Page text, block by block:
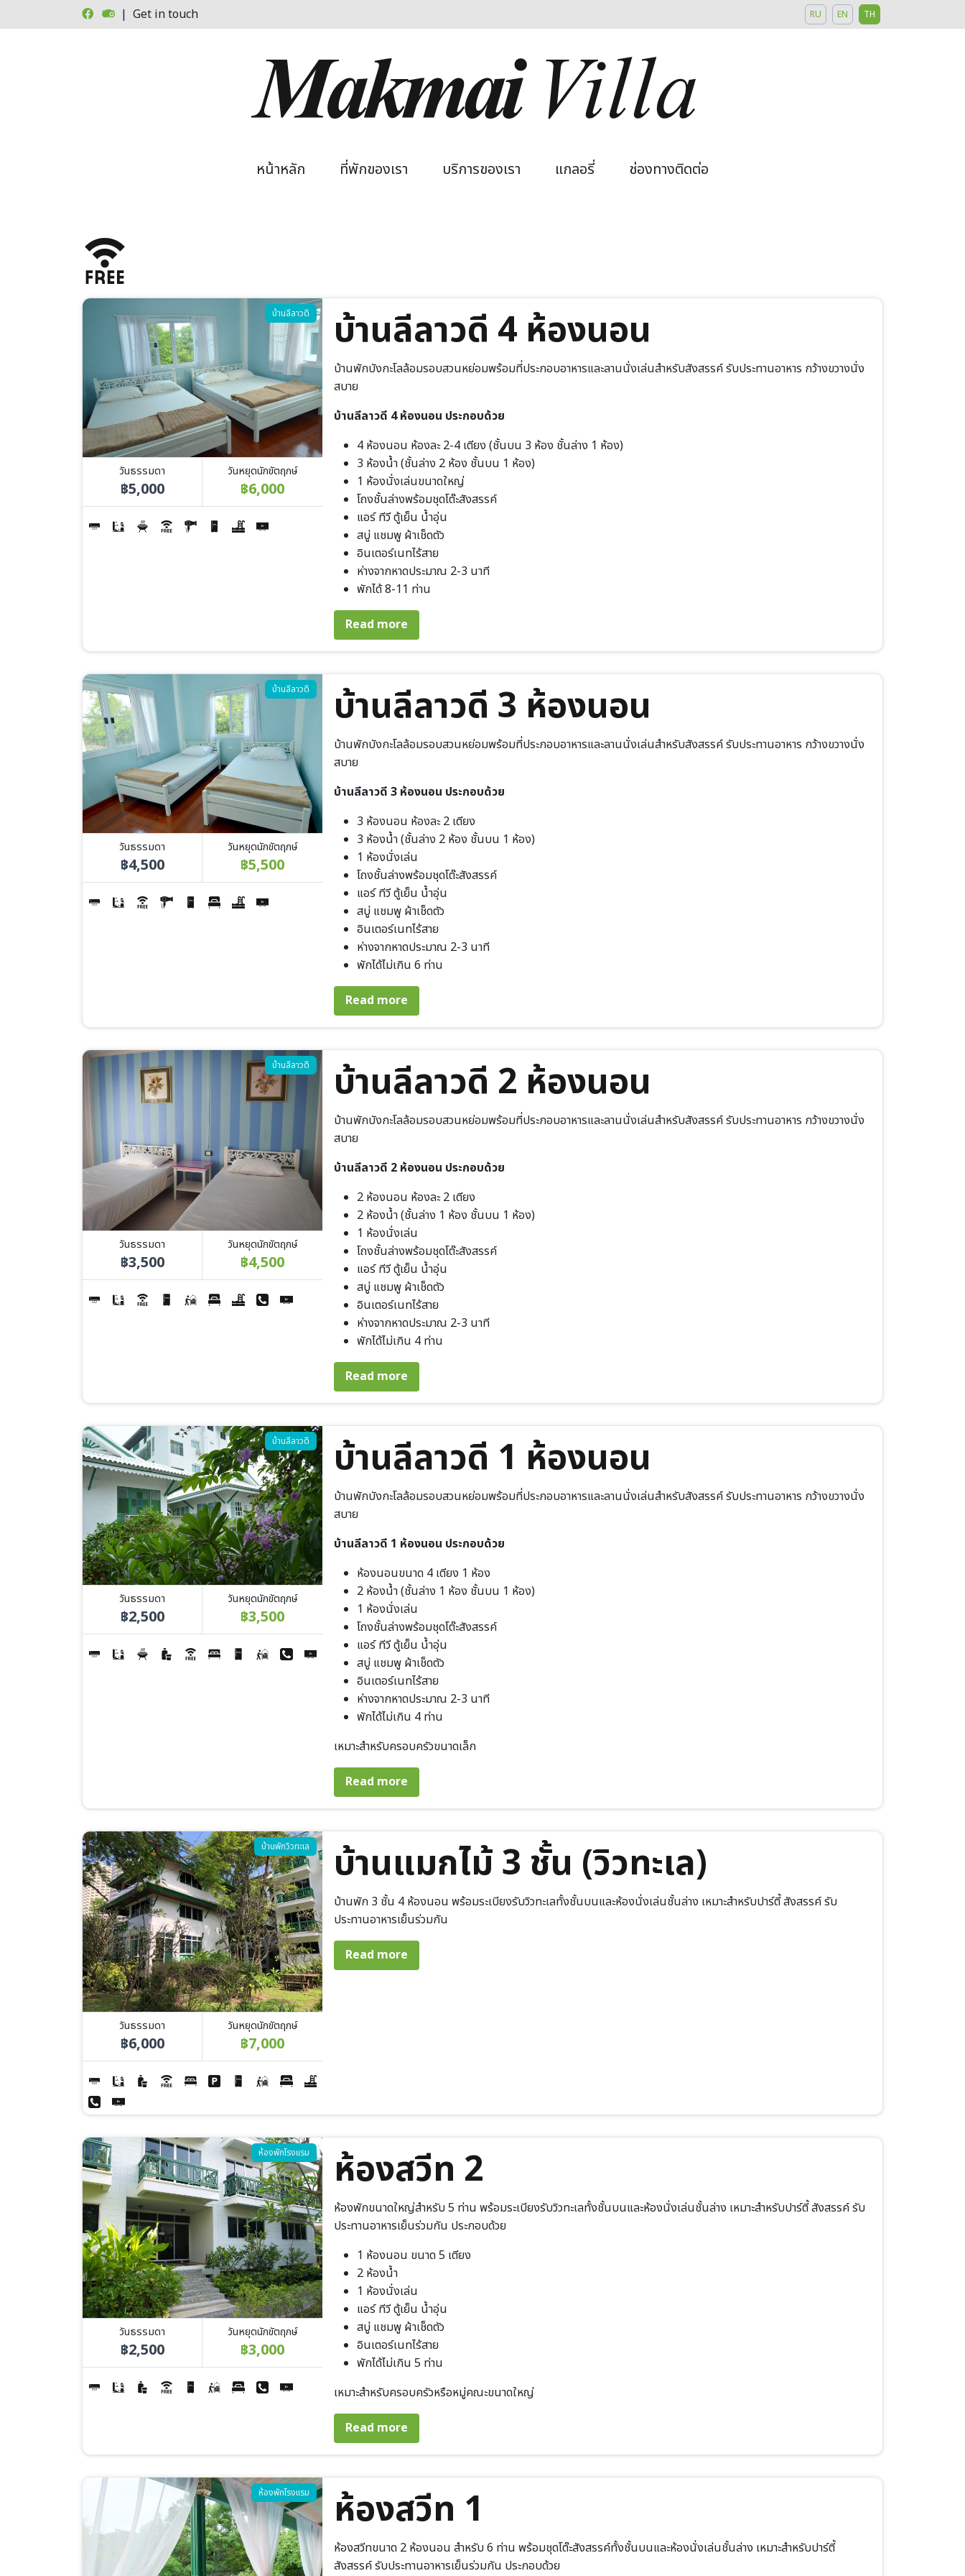
Skip to main content | Get in touch RU EN TH
Main navigation
หน้าหลัก ที่พักของเรา บริการของเรา แกลอรี่ ช่องทางติดต่อ
Image บ้านลีลาวดี
วันธรรมดา
฿5,000
วันหยุดนักขัตฤกษ์
฿6,000
บ้านลีลาวดี 4 ห้องนอน
บ้านพักบังกะโลล้อมรอบสวนหย่อมพร้อมที่ประกอบอาหารและลานนั่งเล่นสำหรับสังสรรค์ รับประทานอาหาร กว้างขวางนั่ง
สบาย
บ้านลีลาวดี 4 ห้องนอน ประกอบด้วย
4 ห้องนอน ห้องละ 2-4 เตียง (ชั้นบน 3 ห้อง ชั้นล่าง 1 ห้อง)
3 ห้องน้ำ (ชั้นล่าง 2 ห้อง ชั้นบน 1 ห้อง)
1 ห้องนั่งเล่นขนาดใหญ่
โถงชั้นล่างพร้อมชุดโต๊ะสังสรรค์
แอร์ ทีวี ตู้เย็น น้ำอุ่น
สบู่ แชมพู ผ้าเช็ดตัว
อินเตอร์เนทไร้สาย
ห่างจากหาดประมาณ 2-3 นาที
พักได้ 8-11 ท่าน
Read more
Image บ้านลีลาวดี
วันธรรมดา
฿4,500
วันหยุดนักขัตฤกษ์
฿5,500
บ้านลีลาวดี 3 ห้องนอน
บ้านพักบังกะโลล้อมรอบสวนหย่อมพร้อมที่ประกอบอาหารและลานนั่งเล่นสำหรับสังสรรค์ รับประทานอาหาร กว้างขวางนั่ง
สบาย
บ้านลีลาวดี 3 ห้องนอน ประกอบด้วย
3 ห้องนอน ห้องละ 2 เตียง
3 ห้องน้ำ (ชั้นล่าง 2 ห้อง ชั้นบน 1 ห้อง)
1 ห้องนั่งเล่น
โถงชั้นล่างพร้อมชุดโต๊ะสังสรรค์
แอร์ ทีวี ตู้เย็น น้ำอุ่น
สบู่ แชมพู ผ้าเช็ดตัว
อินเตอร์เนทไร้สาย
ห่างจากหาดประมาณ 2-3 นาที
พักได้ไม่เกิน 6 ท่าน
Read more
Image บ้านลีลาวดี
วันธรรมดา
฿3,500
วันหยุดนักขัตฤกษ์
฿4,500
บ้านลีลาวดี 2 ห้องนอน
บ้านพักบังกะโลล้อมรอบสวนหย่อมพร้อมที่ประกอบอาหารและลานนั่งเล่นสำหรับสังสรรค์ รับประทานอาหาร กว้างขวางนั่ง
สบาย
บ้านลีลาวดี 2 ห้องนอน ประกอบด้วย
2 ห้องนอน ห้องละ 2 เตียง
2 ห้องน้ำ (ชั้นล่าง 1 ห้อง ชั้นบน 1 ห้อง)
1 ห้องนั่งเล่น
โถงชั้นล่างพร้อมชุดโต๊ะสังสรรค์
แอร์ ทีวี ตู้เย็น น้ำอุ่น
สบู่ แชมพู ผ้าเช็ดตัว
อินเตอร์เนทไร้สาย
ห่างจากหาดประมาณ 2-3 นาที
พักได้ไม่เกิน 4 ท่าน
Read more
Image บ้านลีลาวดี
วันธรรมดา
฿2,500
วันหยุดนักขัตฤกษ์
฿3,500
บ้านลีลาวดี 1 ห้องนอน
บ้านพักบังกะโลล้อมรอบสวนหย่อมพร้อมที่ประกอบอาหารและลานนั่งเล่นสำหรับสังสรรค์ รับประทานอาหาร กว้างขวางนั่ง
สบาย
บ้านลีลาวดี 1 ห้องนอน ประกอบด้วย
ห้องนอนขนาด 4 เตียง 1 ห้อง
2 ห้องน้ำ (ชั้นล่าง 1 ห้อง ชั้นบน 1 ห้อง)
1 ห้องนั่งเล่น
โถงชั้นล่างพร้อมชุดโต๊ะสังสรรค์
แอร์ ทีวี ตู้เย็น น้ำอุ่น
สบู่ แชมพู ผ้าเช็ดตัว
อินเตอร์เนทไร้สาย
ห่างจากหาดประมาณ 2-3 นาที
พักได้ไม่เกิน 4 ท่าน
​เหมาะสำหรับครอบครัวขนาดเล็ก
Read more
Image บ้านพักวิวทะเล
วันธรรมดา
฿6,000
วันหยุดนักขัตฤกษ์
฿7,000
บ้านแมกไม้ 3 ชั้น (วิวทะเล)
บ้านพัก 3 ชั้น 4 ห้องนอน พร้อมระเบียงรับวิวทะเลทั้งชั้นบนและห้องนั่งเล่นชั้นล่าง เหมาะสำหรับปาร์ตี้ สังสรรค์ รับ
ประทานอาหารเย็นร่วมกัน
Read more
Image ห้องพักโรงแรม
วันธรรมดา
฿2,500
วันหยุดนักขัตฤกษ์
฿3,000
ห้องสวีท 2
ห้องพักขนาดใหญ่สำหรับ 5 ท่าน พร้อมระเบียงรับวิวทะเลทั้งชั้นบนและห้องนั่งเล่นชั้นล่าง เหมาะสำหรับปาร์ตี้ สังสรรค์ รับ
ประทานอาหารเย็นร่วมกัน ประกอบด้วย
1 ห้องนอน ขนาด 5 เตียง
2 ห้องน้ำ
1 ห้องนั่งเล่น
แอร์ ทีวี ตู้เย็น น้ำอุ่น
สบู่ แชมพู ผ้าเช็ดตัว
อินเตอร์เนทไร้สาย
พักได้ไม่เกิน 5 ท่าน
เหมาะสำหรับครอบครัวหรือหมู่คณะขนาดใหญ่
Read more
Image ห้องพักโรงแรม ห้องสวีท 1
ห้องสวีทขนาด 2 ห้องนอน สำหรับ 6 ท่าน พร้อมชุดโต๊ะสังสรรค์ทั้งชั้นบนและห้องนั่งเล่นชั้นล่าง เหมาะสำหรับปาร์ตี้
สังสรรค์ รับประทานอาหารเย็นร่วมกัน ประกอบด้วย